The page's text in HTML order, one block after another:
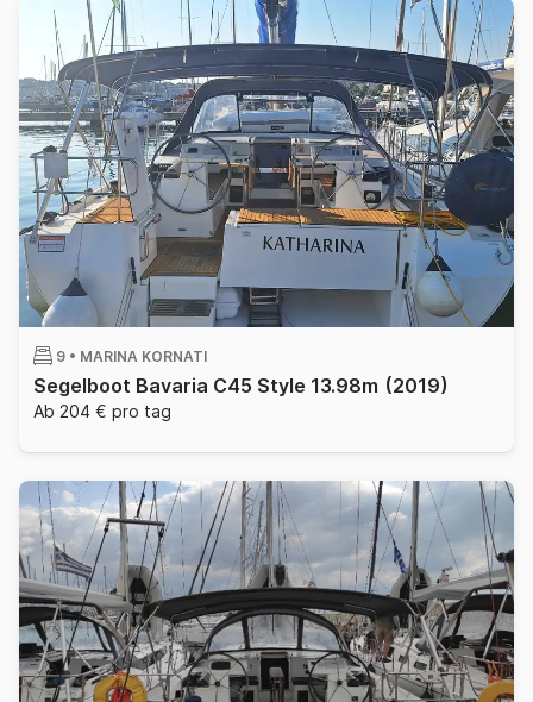
9 • MARINA KORNATI
Segelboot Bavaria C45 Style 13.98m (2019)
Ab 204 € pro tag